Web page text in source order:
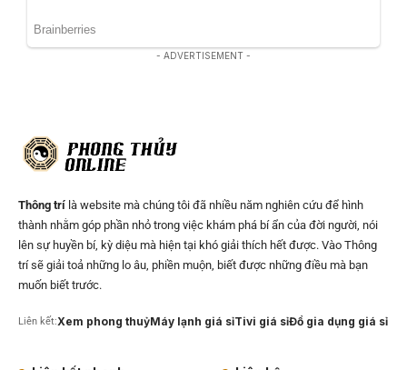
- ADVERTISEMENT -
Thông trí là website mà chúng tôi đã nhiều năm nghiên cứu để hình
thành nhằm góp phần nhỏ trong việc khám phá bí ẩn của đời người, nói
lên sự huyền bí, kỳ diệu mà hiện tại khó giải thích hết được. Vào Thông
trí sẽ giải toả những lo âu, phiền muộn, biết được những điều mà bạn
muốn biết trước.
Liên kết:Xem phong thuỷMáy lạnh giá sỉTivi giá sỉĐồ gia dụng giá sỉ